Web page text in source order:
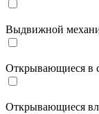
Выдвижной
Открывающиеся в
Открывающиеся